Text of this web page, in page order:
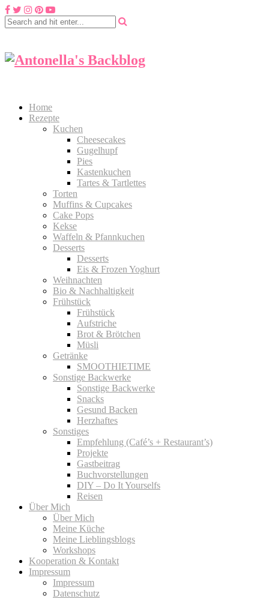
Home
Rezepte
Kuchen
Cheesecakes
Gugelhupf
Pies
Kastenkuchen
Tartes & Tartlettes
Torten
Muffins & Cupcakes
Cake Pops
Kekse
Waffeln & Pfannkuchen
Desserts
Desserts
Eis & Frozen Yoghurt
Weihnachten
Bio & Nachhaltigkeit
Frühstück
Frühstück
Aufstriche
Brot & Brötchen
Müsli
Getränke
SMOOTHIETIME
Sonstige Backwerke
Sonstige Backwerke
Snacks
Gesund Backen
Herzhaftes
Sonstiges
Empfehlung (Café’s + Restaurant’s)
Projekte
Gastbeitrag
Buchvorstellungen
DIY – Do It Yourselfs
Reisen
Über Mich
Über Mich
Meine Küche
Meine Lieblingsblogs
Workshops
Kooperation & Kontakt
Impressum
Impressum
Datenschutz